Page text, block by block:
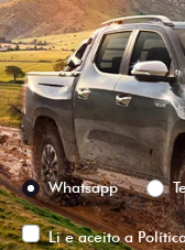
Versão escolhida
Preferência de contato:
Whatsapp
Li e aceito a